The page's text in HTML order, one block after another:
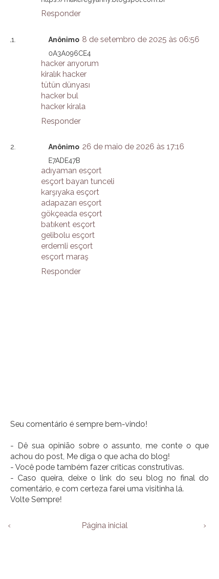
Responder
Anônimo 8 de setembro de 2025 às 06:56
0A3A096CE4
hacker arıyorum
kiralık hacker
tütün dünyası
hacker bul
hacker kirala
Responder
Anônimo 26 de maio de 2026 às 17:16
E7ADE47B
adıyaman esçort
esçort bayan tunceli
karşıyaka esçort
adapazarı esçort
gökçeada esçort
batıkent esçort
gelibolu esçort
erdemli esçort
esçort maraş
Responder
Seu comentário é sempre bem-vindo!
- Dê sua opinião sobre o assunto, me conte o que
achou do post, Me diga o que acha do blog!
- Você pode também fazer criticas construtivas.
- Caso queira, deixe o link do seu blog no final do
comentário, e com certeza farei uma visitinha lá.
Volte Sempre!
‹ ›
Página inicial